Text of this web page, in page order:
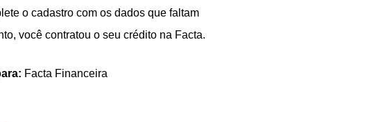
o cadastro com os dados que faltam
você contratou o seu crédito na Facta.
Facta Financeira